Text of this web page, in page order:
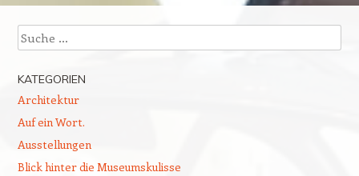
Suchen
KATEGORIEN
Architektur
Auf ein Wort.
Ausstellungen
Blick hinter die Museumskulisse